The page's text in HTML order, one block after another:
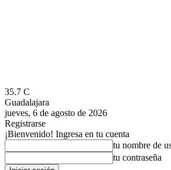
35.7 C
Guadalajara
jueves, 6 de agosto de 2026
Registrarse
¡Bienvenido! Ingresa en tu cuenta
tu nombre de
tu contraseña